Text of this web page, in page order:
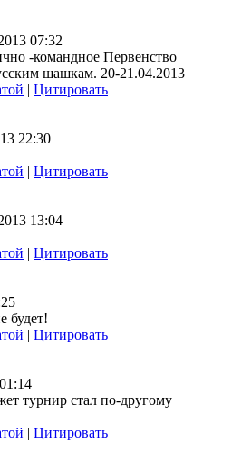
07:32
-командное Первенство
шашкам. 20-21.04.2013
| Цитировать
22:30
| Цитировать
13:04
| Цитировать
будет!
| Цитировать
турнир стал по-другому
| Цитировать